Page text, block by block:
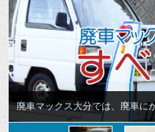
廃車マックス大分では、廃車に